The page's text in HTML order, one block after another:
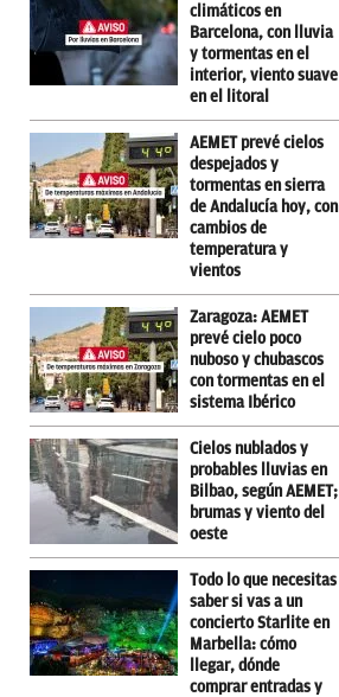
climáticos en
Barcelona, con lluvia
y tormentas en el
interior, viento suave
en el litoral
AEMET prevé cielos
despejados y
tormentas en sierra
de Andalucía hoy, con
cambios de
temperatura y
vientos
Zaragoza: AEMET
prevé cielo poco
nuboso y chubascos
con tormentas en el
sistema Ibérico
Cielos nublados y
probables lluvias en
Bilbao, según AEMET;
brumas y viento del
oeste
Todo lo que necesitas
saber si vas a un
concierto Starlite en
Marbella: cómo
llegar, dónde
comprar entradas y